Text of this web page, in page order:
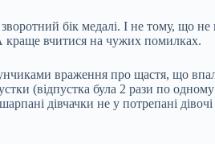
зворотний бік медалі. І не тому, що
краще вчитися на чужих помилках.
враження про щастя, що
(відпустка була 2 рази по
дівчачки не у потрепані